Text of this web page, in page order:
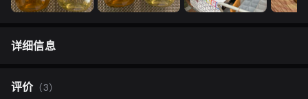
详细信息
评价（3）